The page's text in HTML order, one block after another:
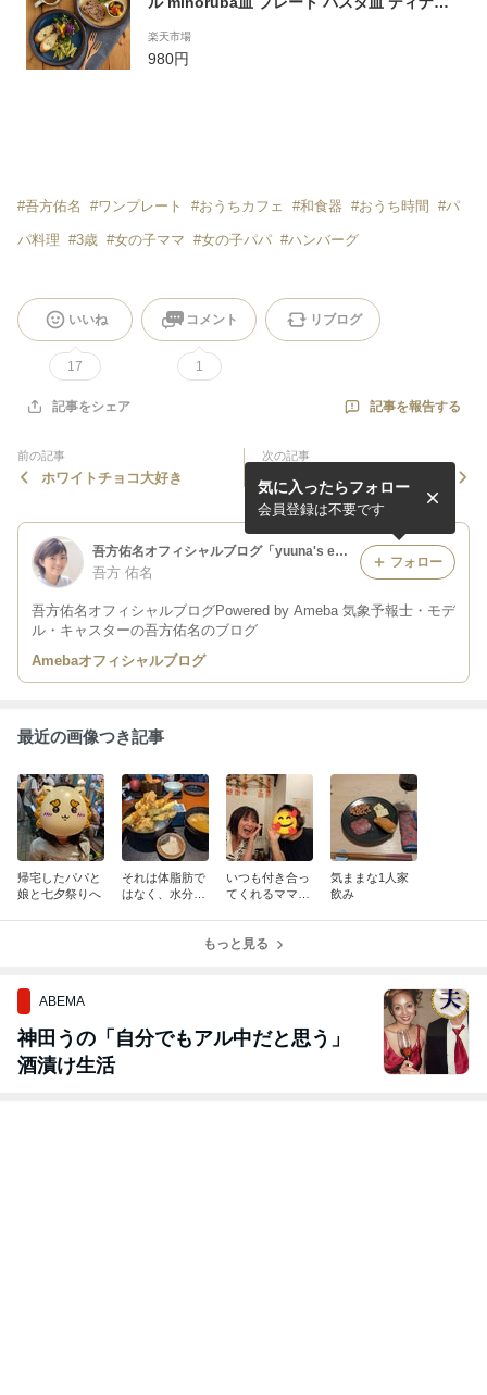
ート デザートプレート 和食器 お皿 和皿 カフ
ェ風 おしゃれ かわいい 可愛い plate
楽天市場
980円
#吾方佑名 #ワンプレート #おうちカフェ #和食器 #おうち時間 #パ
パ料理 #3歳 #女の子ママ #女の子パパ #ハンバーグ
いいね
17
コメント
1
リブログ
記事をシェア 記事を報告する
前の記事
ホワイトチョコ大好き
次の記事
中華風コーンスープのレシピ
❤️
吾方佑名オフィシャルブログ「yuuna's eye」Powered by Ameba
吾方 佑名
吾方佑名オフィシャルブログPowered by Ameba 気象予報士・モデ
ル・キャスターの吾方佑名のブログ
気に入ったらフォロー
会員登録は不要です
フォロー
Amebaオフィシャルブログ
最近の画像つき記事
帰宅したパパと
娘と七夕祭りへ
それは体脂肪で
はなく、水分で
いつも付き合っ
てくれるママ友
気ままな1人家
飲み
もっと見る
ABEMA
神田うの「自分でもアル中だと思う」
酒漬け生活